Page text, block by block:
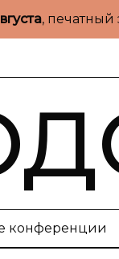
,
конференции